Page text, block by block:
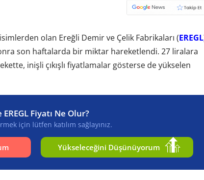
olan Ereğli Demir ve Çelik Fabrikaları (EREGL
son haftalarda bir miktar hareketlendi. 27 liralara
inişli çıkışlı fiyatlamalar gösterse de yükselen
EREGL Fiyatı Ne Olur?
için lütfen katılım sağlayınız.
Yükseleceğini Düşünüyorum